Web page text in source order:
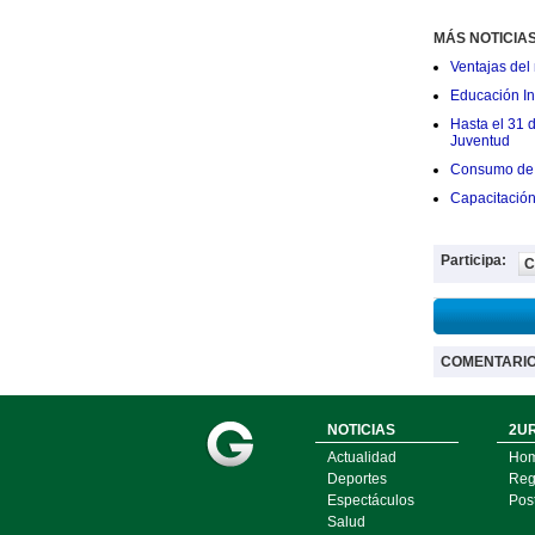
MÁS
Ventajas del
Educación
Hasta el 31
Juventud
Consumo
Participa:
NOTICIAS
Actualidad
Deportes
Espectáculos
Salud